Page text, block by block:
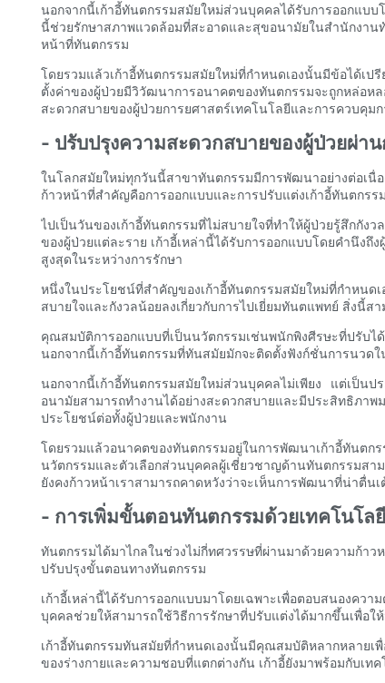
นอกจากนี้เก้าอี้ทันตกรรมสมัยใหม่ส่วนบุคคลได้รับการออกแบ
นี้ช่วยรักษาสภาพแวดล้อมที่สะอาดและสุขอนามัยในสำนักงาน
หน้าที่ทันตกรรม
โดยรวมแล้วเก้าอี้ทันตกรรมสมัยใหม่ที่กำหนดเองนั้นมีข้อได้เ
ตั้งค่าของผู้ป่วยมีวิวัฒนาการอนาคตของทันตกรรมจะถูกหล่อ
สะดวกสบายของผู้ป่วยการยศาสตร์เทคโนโลยีและการควบคุ
- ปรับปรุงความสะดวกสบายของผู้ป่วยผ่า
ในโลกสมัยใหม่ทุกวันนี้สาขาทันตกรรมมีการพัฒนาอย่างต่อเนื่
ก้าวหน้าที่สำคัญคือการออกแบบและการปรับแต่งเก้าอี้ทันตกร
ไปเป็นวันของเก้าอี้ทันตกรรมที่ไม่สบายใจที่ทำให้ผู้ป่วยรู้สึกกั
ของผู้ป่วยแต่ละราย เก้าอี้เหล่านี้ได้รับการออกแบบโดยคำนึง
สูงสุดในระหว่างการรักษา
หนึ่งในประโยชน์ที่สำคัญของเก้าอี้ทันตกรรมสมัยใหม่ที่กำหน
สบายใจและกังวลน้อยลงเกี่ยวกับการไปเยี่ยมทันตแพทย์ สิ่งนี้
คุณสมบัติการออกแบบที่เป็นนวัตกรรมเช่นพนักพิงศีรษะที่ปรับ
นอกจากนี้เก้าอี้ทันตกรรมที่ทันสมัยมักจะติดตั้งฟังก์ชั่นการนวดใ
นอกจากนี้เก้าอี้ทันตกรรมสมัยใหม่ส่วนบุคคลไม่เพียง แต่เป็
อนามัยสามารถทำงานได้อย่างสะดวกสบายและมีประสิทธิ
ประโยชน์ต่อทั้งผู้ป่วยและพนักงาน
โดยรวมแล้วอนาคตของทันตกรรมอยู่ในการพัฒนาเก้าอี้ทันต
นวัตกรรมและตัวเลือกส่วนบุคคลผู้เชี่ยวชาญด้านทันตกรรมส
ยังคงก้าวหน้าเราสามารถคาดหวังว่าจะเห็นการพัฒนาที่น่าตื่
- การเพิ่มขั้นตอนทันตกรรมด้วยเทคโนโล
ทันตกรรมได้มาไกลในช่วงไม่กี่ทศวรรษที่ผ่านมาด้วยความก้
ปรับปรุงขั้นตอนทางทันตกรรม
เก้าอี้เหล่านี้ได้รับการออกแบบมาโดยเฉพาะเพื่อตอบสนองค
บุคคลช่วยให้สามารถใช้วิธีการรักษาที่ปรับแต่งได้มากขึ้นเพื่อใ
เก้าอี้ทันตกรรมทันสมัยที่กำหนดเองนั้นมีคุณสมบัติหลากหลายเ
ของร่างกายและความชอบที่แตกต่างกัน เก้าอี้ยังมาพร้อมกับเ